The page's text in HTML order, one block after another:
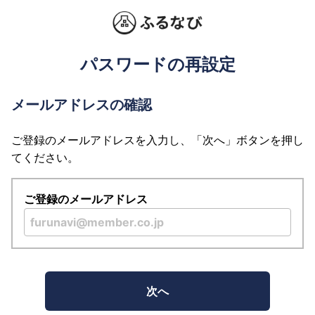
パスワードの再設定
メールアドレスの確認
ご登録のメールアドレスを入力し、「次へ」ボタンを押し
てください。
ご登録のメールアドレス